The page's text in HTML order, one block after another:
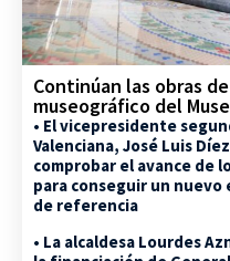
Continúan las obras
museográfico del
• El vicepresidente
Valenciana, José Luis
comprobar el avance de
para conseguir un
de referencia
• La alcaldesa Lourdes